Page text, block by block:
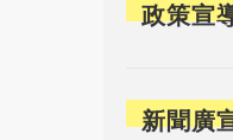
政策宣
新聞廣